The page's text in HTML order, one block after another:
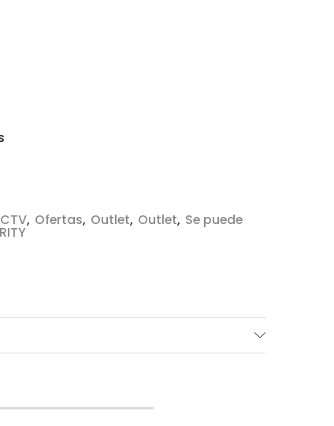
, Ofertas, Outlet, Outlet, Se puede